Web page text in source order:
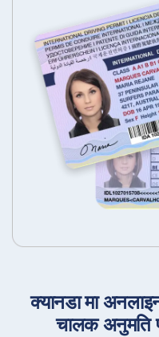
क्यानडा मा
चालक अनुमति